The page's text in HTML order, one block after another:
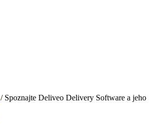
/ Spoznajte Deliveo Delivery Software a jeho